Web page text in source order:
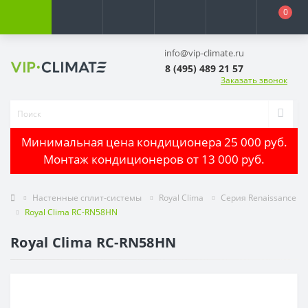
0
info@vip-climate.ru
8 (495) 489 21 57
Заказать звонок
Минимальная цена кондиционера 25 000 руб.
Монтаж кондиционеров от 13 000 руб.
Настенные сплит-системы Royal Clima
Серия Renaissance
Royal Clima RC-RN58HN
Royal Clima RC-RN58HN